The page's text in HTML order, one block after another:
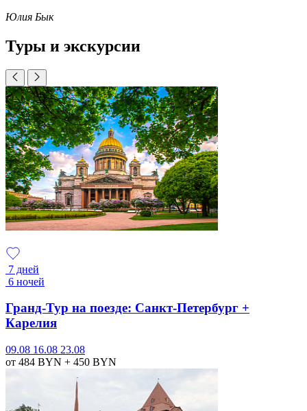
Юлия Бык
Туры и экскурсии
7 дней
6 ночей
Гранд-Тур на поезде: Санкт-Петербург +
Карелия
09.08 16.08 23.08
от 484 BYN + 450 BYN